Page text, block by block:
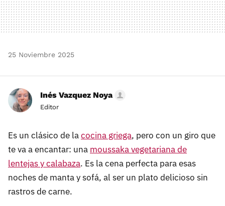
25 Noviembre 2025
Inés Vazquez Noya
Editor
Es un clásico de lacocina griega, pero con un giro que
te va a encantar: una moussaka vegetariana de
lentejas y calabaza. Es la cena perfecta para esas
noches de manta y sofá, al ser un plato delicioso sin
rastros de carne.